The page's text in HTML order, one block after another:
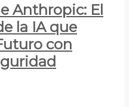
Anthropic: El
la IA que
con